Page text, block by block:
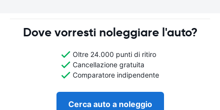
Dove vorresti noleggiare l'auto?
Oltre 24.000 punti di ritiro
Cancellazione gratuita
Comparatore indipendente
Cerca auto a noleggio